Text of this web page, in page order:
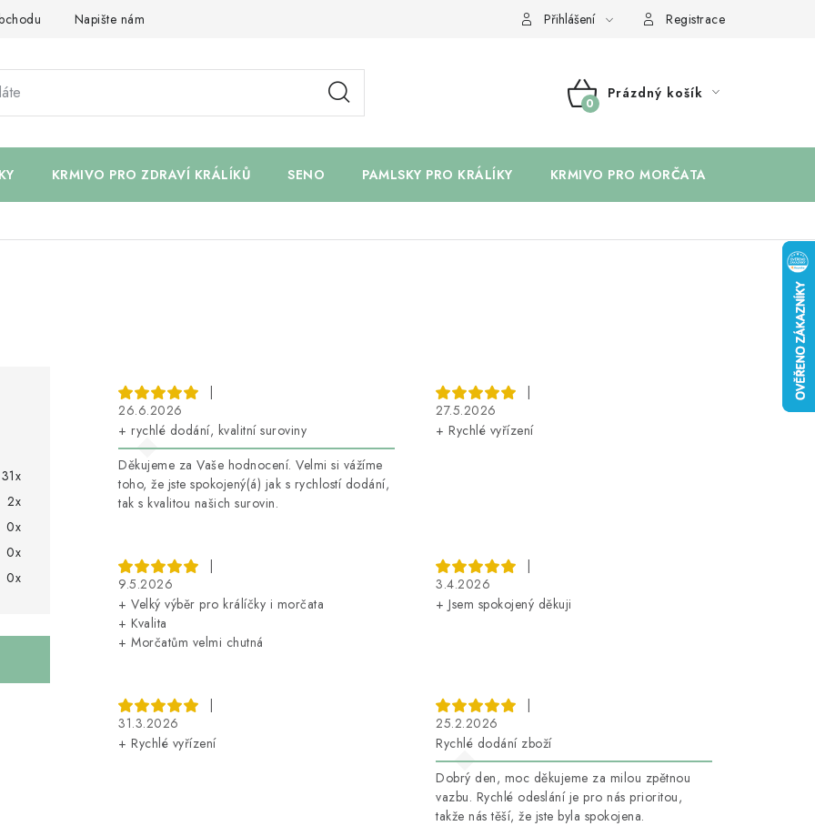
Napište nám Přihlášení Registrace
NÁKUPNÍ
Prázdný košík
KRMIVO PRO ZDRAVÍ KRÁLÍKŮ SENO PAMLSKY PRO KRÁLÍKY KRMIVO PRO MORČATA
31x
2x
0x
0x
0x
|
26.6.2026
+ rychlé dodání, kvalitní suroviny
Děkujeme za Vaše hodnocení. Velmi si vážíme
toho, že jste spokojený(á) jak s rychlostí dodání,
tak s kvalitou našich surovin.
|
27.5.2026
+ Rychlé vyřízení
|
9.5.2026
+ Velký výběr pro králíčky i morčata
+ Kvalita
+ Morčatům velmi chutná
|
3.4.2026
+ Jsem spokojený děkuji
|
31.3.2026
+ Rychlé vyřízení
|
25.2.2026
Rychlé dodání zboží
Dobrý den, moc děkujeme za milou zpětnou
vazbu. Rychlé odeslání je pro nás prioritou,
takže nás těší, že jste byla spokojena.